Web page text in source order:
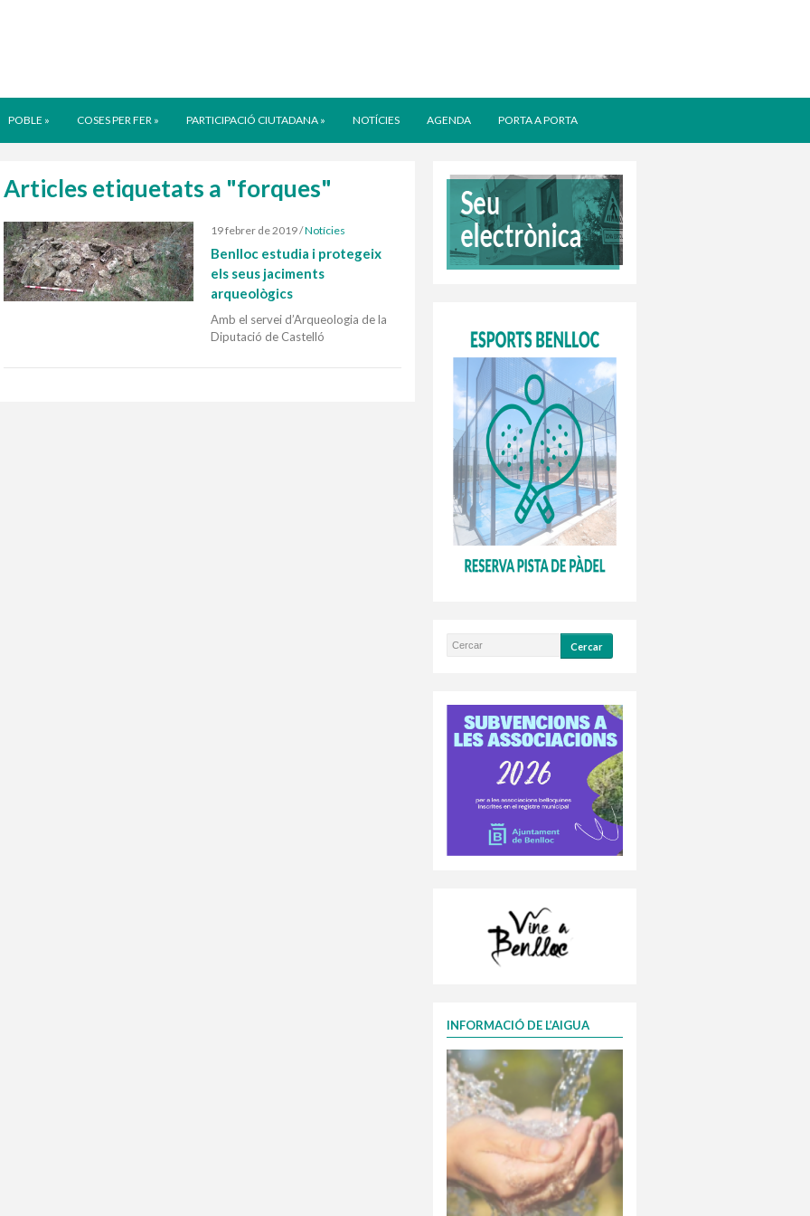
POBLE » COSES PER FER » PARTICIPACIÓ CIUTADANA » NOTÍCIES AGENDA PORTA A PORTA
Articles etiquetats a "forques"
19 febrer de 2019/Notícies
Benlloc estudia i protegeix
els seus jaciments
arqueològics
Amb el servei d’Arqueologia de la
Diputació de Castelló
INFORMACIÓ DE L’AIGUA